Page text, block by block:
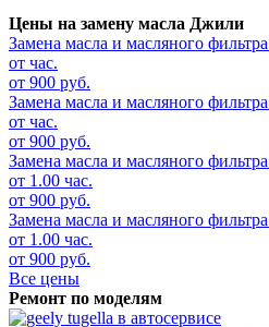
Цены на замену масла Джили
Замена масла и масляного фильтра
от час.
от 900 руб.
Замена масла и масляного фильтра
от час.
от 900 руб.
Замена масла и масляного фильтра
от 1.00 час.
от 900 руб.
Замена масла и масляного фильтра
от 1.00 час.
от 900 руб.
Все цены
Ремонт по моделям